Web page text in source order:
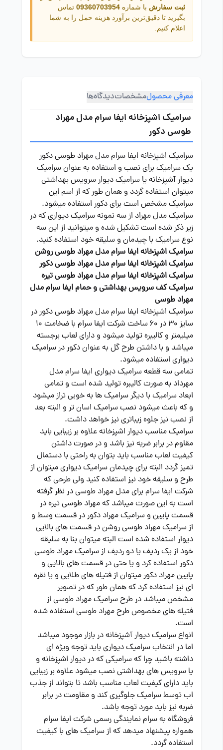
ثبت سفارش با شماره 09360703954 تماس
بگیرید تا دقیق‌ترین برآورد هزینه حمل را به شما
اعلام کنیم.
معرفی محصولمشخصاتدیدگاه‌ها
سرامیک اشپزخانه ایفا سرام مدل مهراد
طوسی دکور
سرامیک اشپزخانه ایفا سرام مدل مهراد طوسی دکور
یک سرامیک برای نصب و استفاده به عنوان سرامیک
دیوار آشپزخانه یا سرامیک دیوار سرویس بهداشتی
میتوان استفاده گردد و همان طور که از اسم این
سرامیک مشخص است برای دکور استفاده میشود.
سرامیک مدل مهراد از سه نمونه سرامیک دیواری که در
زیر ذکر شده است تشکیل شده و میتوانید از این سه
نوع سرامیک با چیدمان و سلیقه خود استفاده کنید.
سرامیک اشپزخانه ایفا سرام مدل مهراد طوسی روشن
سرامیک اشپزخانه ایفا سرام مدل مهراد طوسی دکور
سرامیک اشپزخانه ایفا سرام مدل مهراد طوسی تیره
سرامیک کف سرویس بهداشتی و حمام ایفا سرام مدل
مهراد طوسی
سرامیک اشپزخانه ایفا سرام مدل مهراد طوسی دکور در
سایز 30 در 60 ساخت شرکت ایفا سرام با ضخامت 10
میلیمتر و کالیبره تولید میشود و دارای لعاب برجسته
میباشد و با داشتن طرح گل به عنوان دکور در سرامیک
دیواری استفاده میشود.
تمامی سه قطعه سرامیک دیواری ایفا سرام مدل
مهرداد به صورت کالیبره تولید شده است و تمامی
ابعاد سرامیک با دیگر سرامیک ها به خوبی تراز میشود
و که باعث میشود نصب سرامیک اسان تر و البته بعد
از نصب نیز جلوه زیباتری نیز خواهد داشت.
سرامیک مناسب دیوار اشپزخانه علاوه بر زیبایی باید
مقاوم در برابر ضربه نیز باشد و در صورت داشتن
کیفیت لعاب مناسب باید بتوان به راحتی با دستمال
تمیز گردد البته برای چیدمان سرامیک دیواری میتوان از
طرح و سلیقه خود نیز استفاده کنید ولی طرحی که
شرکت ایفا سرام برای مدل مهراد طوسی در نظر گرفته
است به این صورت میباشد که مهراد طوسی تیره در
قسمت پایین و سرامیک مهراد دکور در قسمت وسط و
از سرامیک مهراد طوسی روشن در قسمت های بالایی
دیوار استفاده شده است البته میتوان بنا به سلیقه
خود از یک ردیف یا دو ردیف از سرامیک مهراد طوسی
دکور استفاده کرد و یا حتی در قسمت های بالایی و
پایین مهراد دکور میتوان از فتیله های طلایی و یا نقره
ای نیز استفاده کرد که همان طور که در تصویر
مشخص میباشد در طرح سرامیک مهراد طوسی از
فتیله های مخصوص طرح مهراد طوسی استفاده شده
است.
انواع سرامیک دیوار آشپزخانه در بازار موجود میباشد
اما در انتخاب سرامیک دیواری باید توجه ویژه ای
داشته باشید چرا که سرامیکی که در دیوار اشپزخانه و
یا سرویس های بهداشتی نصب میشود علاوه بر زیبایی
باید دارای کیفیت لعاب مناسب باشد تا بتواند از جذب
اب توسط سرامیک جلوگیری کند و مقاومت در برابر
ضربه نیز باید مورد توجه باشد.
فروشگاه به سرام نمایندگی رسمی شرکت ایفا سرام
همواره پیشنهاد میدهد که از سرامیک های با کیفیت
استفاده گردد.